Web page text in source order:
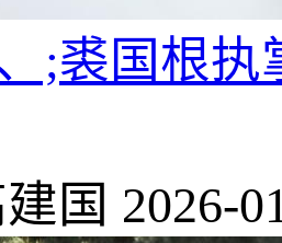
;裘国根执
国 2026-